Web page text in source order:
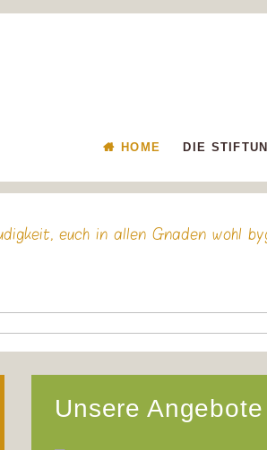
HOME DIE
euch in allen Gnaden wohl
Unsere Angebote